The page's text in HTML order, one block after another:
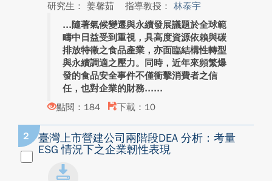
研究生： 姜馨茹
指導教授： 林泰宇
隨著氣候變遷與永續發展議題於全球範
疇中日益受到重視，具高度資源依賴與碳
排放特徵之食品產業，亦面臨結構性轉型
與永續調適之壓力。同時，近年來頻繁爆
發的食品安全事件不僅衝擊消費者之信
任，也對企業的財務...
點閱：184
下載：10
2
臺灣上市營建公司兩階段DEA 分析：考量
ESG 情況下之企業韌性表現